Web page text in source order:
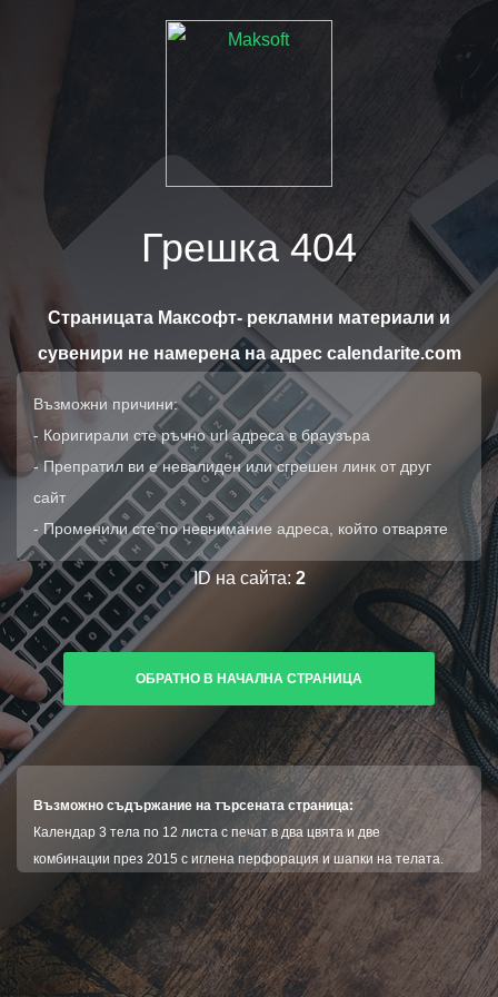
Грешка 404
Страницата Максофт- рекламни материали и
сувенири не намерена на адрес calendarite.com
Възможни причини:
- Коригирали сте ръчно url адреса в браузъра
- Препратил ви е невалиден или сгрешен линк от друг
сайт
- Променили сте по невнимание адреса, който отваряте
ID на сайта: 2
ОБРАТНО В НАЧАЛНА СТРАНИЦА
Възможно съдържание на търсената страница:
Календар 3 тела по 12 листа с печат в два цвята и две
комбинации през 2015 с иглена перфорация и шапки на телата.